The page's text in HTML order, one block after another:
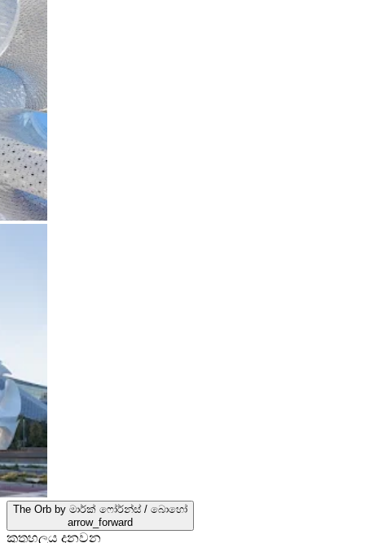
The Orb by මාර්ක් ෆෝර්න්ස් / බොහෝ
arrow_forward
කුතුහලය දනවන